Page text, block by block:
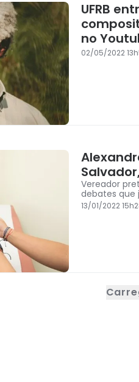
UFRB
no
02/05/2022
Vereador
debates
13/01/2022